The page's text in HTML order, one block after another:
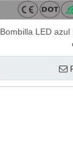
Bombilla LED